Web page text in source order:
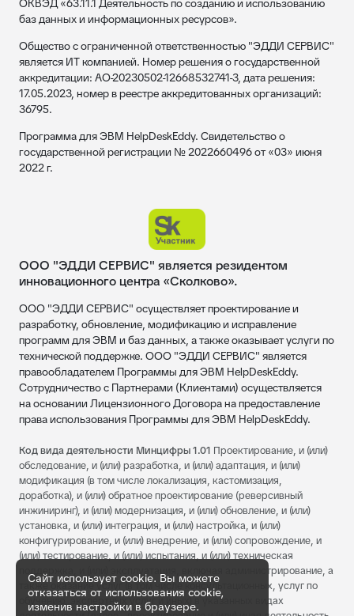
ОКВЭД «63.11.1 Деятельность по созданию и использованию
баз данных и информационных ресурсов».
Общество с ограниченной ответственностью "ЭДДИ СЕРВИС"
является ИТ компанией. Номер решения о государственной
аккредитации: АО-20230502-12668532741-3, дата решения:
17.05.2023, номер в реестре аккредитованных организаций:
36795.
Программа для ЭВМ HelpDeskEddy. Свидетельство о
государственной регистрации № 2022660496 от «03» июня
2022 г.
ООО "ЭДДИ СЕРВИС" является резидентом
инновационного центра «Сколково».
ООО "ЭДДИ СЕРВИС" осуществляет проектирование и
разработку, обновление, модификацию и исправление
программ для ЭВМ и баз данных, а также оказывает услуги по
технической поддержке. ООО "ЭДДИ СЕРВИС" является
правообладателем Программы для ЭВМ HelpDeskEddy.
Сотрудничество с Партнерами (Клиентами) осуществляется
на основании Лицензионного Договора на предоставление
права использования Программы для ЭВМ HelpDeskEddy.
Код вида деятельности Минцифры 1.01 Проектирование, и (или)
обследование, и (или) разработка, и (или) адаптация, и (или)
модификация (в том числе локализация, кастомизация,
доработка), и (или) обратное проектирование (реверсивный
инжиниринг), и (или) модернизация, и (или) обновление, и (или)
установка, и (или) интеграция, и (или) настройка, и (или)
конфигурирование, и (или) внедрение, и (или) сопровождение, и
(или) тестирование, и (или) испытания, и (или) техническая
поддержка, и (или) эксплуатация, включая администрирование, а
также оказание услуг (в том числе консультационных, услуг по
обучению, экспертных услуг и иных) в указанных видах
Сайт использует cookie. Вы можете
отказаться от использования cookie,
изменив настройки в браузере.